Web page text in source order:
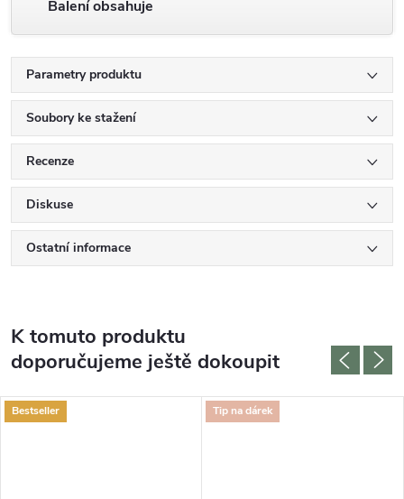
Balení obsahuje
Parametry produktu
Soubory ke stažení
Recenze
Diskuse
Ostatní informace
K tomuto produktu
doporučujeme ještě dokoupit
Bestseller Tip na dárek